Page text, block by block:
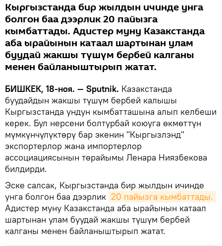
Кыргызстанда бир жылдын ичинде унга
болгон баа дээрлик 20 пайызга
кымбаттады. Адистер муну Казакстанда
аба ырайынын катаал шартынан улам
буудай жакшы түшүм бербей калганы
менен байланыштырып жатат.
БИШКЕК, 18-ноя. — Sputnik. Казакстанда
буудайдын жакшы түшүм бербей калышы
Кыргызстанда ундун кымбатташына алып келбеши
керек. Бул нерсени болтурбай коюуга өкмөттүн
мүмкүнчүлүктөрү бар экенин "Кыргызлэнд"
экспортерлор жана импортерлор
ассоциациясынын төрайымы Ленара Ниязбекова
билдирди.
Эске салсак, Кыргызстанда бир жылдын ичинде
унга болгон баа дээрлик 20 пайызга кымбаттады.
Адистер муну Казакстанда аба ырайынын катаал
шартынан улам буудай жакшы түшүм бербей
калганы менен байланыштырып жатат.